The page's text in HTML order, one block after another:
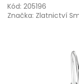
Kód: 205196
Značka: Zlatnictví